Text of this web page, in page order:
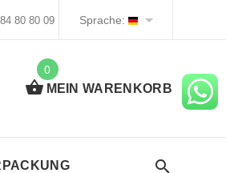
80 80 09 Sprache:
0
MEIN WARENKORB